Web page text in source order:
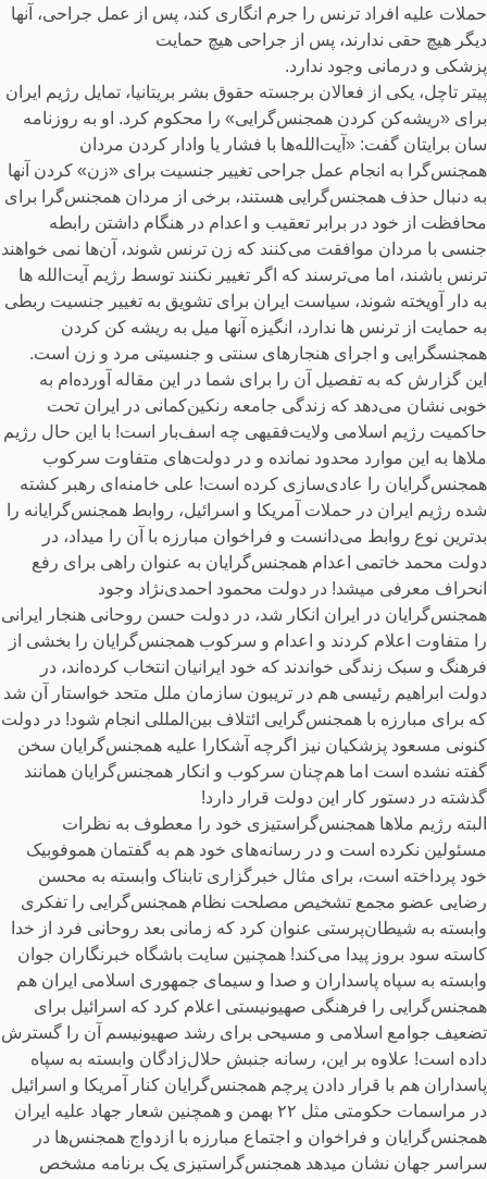
حملات علیه افراد ترنس را جرم انگاری کند، پس از عمل جراحی، آنها
دیگر هیچ حقی ندارند، پس از جراحی هیچ حمایت
پزشکی و درمانی وجود ندارد.
پیتر تاچل، یکی از فعالان برجسته حقوق بشر بریتانیا، تمایل رژیم ایران
برای «ریشه‌کن کردن همجنس‌گرایی» را محکوم کرد. او به روزنامه
سان برایتان گفت: «آیت‌الله‌ها با فشار یا وادار کردن مردان
همجنس‌گرا به انجام عمل جراحی تغییر جنسیت برای «زن» کردن آنها
به دنبال حذف همجنس‌گرایی هستند، برخی از مردان همجنس‌گرا برای
محافظت از خود در برابر تعقیب و اعدام در هنگام داشتن رابطه
جنسی با مردان موافقت می‌کنند که زن ترنس شوند، آن‌ها نمی خواهند
ترنس باشند، اما می‌ترسند که اگر تغییر نکنند توسط رژیم آیت‌الله ها
به دار آویخته شوند، سیاست ایران برای تشویق به تغییر جنسیت ربطی
به حمایت از ترنس ها ندارد، انگیزه آنها میل به ریشه کن کردن
همجنسگرایی و اجرای هنجارهای سنتی و جنسیتی مرد و زن است.
این گزارش که به تفصیل آن را برای شما در این مقاله آورده‌ام به
خوبی نشان می‌دهد که زندگی جامعه رنکین‌کمانی در ایران تحت
حاکمیت رژیم اسلامی ولایت‌فقیهی چه اسف‌بار است! با این حال رژیم
ملاها به این موارد محدود نمانده و در دولت‌های متفاوت سرکوب
همجنس‌گرایان را عادی‌سازی کرده است! علی خامنه‌ای رهبر کشته
شده رژیم ایران در حملات آمریکا و اسرائیل، روابط همجنس‌گرایانه را
بدترین نوع روابط می‌دانست و فراخوان مبارزه با آن را میداد، در
دولت محمد خاتمی اعدام همجنس‌گرایان به عنوان راهی برای رفع
انحراف معرفی میشد! در دولت محمود احمدی‌نژاد وجود
همجنس‌گرایان در ایران انکار شد، در دولت حسن روحانی هنجار ایرانی
را متفاوت اعلام کردند و اعدام و سرکوب همجنس‌گرایان را بخشی از
فرهنگ و سبک زندگی خواندند که خود ایرانیان انتخاب کرده‌اند، در
دولت ابراهیم رئیسی هم در تریبون سازمان ملل متحد خواستار آن شد
که برای مبارزه با همجنس‌گرایی ائتلاف بین‌المللی انجام شود! در دولت
کنونی مسعود پزشکیان نیز اگرچه آشکارا علیه همجنس‌گرایان سخن
گفته نشده است اما هم‌چنان سرکوب و انکار همجنس‌گرایان همانند
گذشته در دستور کار این دولت قرار دارد!
البته رژیم ملاها همجنس‌گراستیزی خود را معطوف به نظرات
مسئولین نکرده است و در رسانه‌های خود هم به گفتمان هموفوبیک
خود پرداخته است، برای مثال خبرگزاری تابناک وابسته به محسن
رضایی عضو مجمع تشخیص مصلحت نظام همجنس‌گرایی را تفکری
وابسته به شیطان‌پرستی عنوان کرد که زمانی بعد روحانی فرد از خدا
کاسته سود بروز پیدا می‌کند! همچنین سایت باشگاه خبرنگاران جوان
وابسته به سپاه پاسداران و صدا و سیمای جمهوری اسلامی ایران هم
همجنس‌گرایی را فرهنگی صهیونیستی اعلام کرد که اسرائیل برای
تضعیف جوامع اسلامی و مسیحی برای رشد صهیونیسم آن را گسترش
داده است! علاوه بر این، رسانه جنبش حلال‌زادگان وابسته به سپاه
پاسداران هم با قرار دادن پرچم همجنس‌گرایان کنار آمریکا و اسرائیل
در مراسمات حکومتی مثل ۲۲ بهمن و همچنین شعار جهاد علیه ایران
همجنس‌گرایان و فراخوان و اجتماع مبارزه با ازدواج همجنس‌ها در
سراسر جهان نشان میدهد همجنس‌گراستیزی یک برنامه مشخص